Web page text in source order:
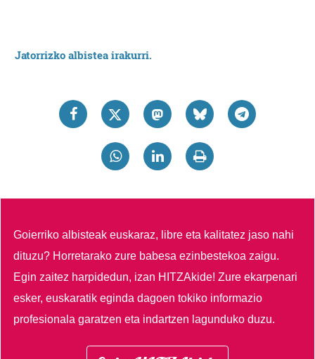
Jatorrizko albistea irakurri.
Goierriko albisteak euskaraz, libre eta kalitatez jaso nahi
dituzu? Horretarako zure babesa ezinbestekoa zaigu.
Egin zaitez harpidedun, izan HITZAkide!Zure ekarpenari
esker, euskaratik eginda dagoen tokiko informazio
profesionala garatzen eta indartzen lagunduko duzu.